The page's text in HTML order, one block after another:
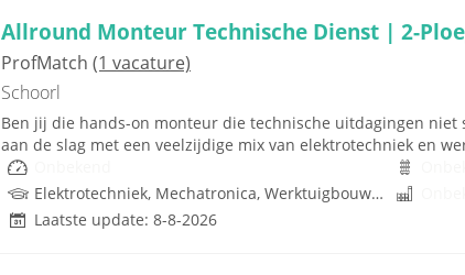
Allround Monteur Technische Dienst | 2-
ProfMatch (1 vacature)
Schoorl
Ben jij die hands-on monteur die technische uitdagingen niet
aan de slag met een veelzijdige mix van elektrotechniek en
Elektrotechniek, Mechatronica, Werktuigbouwkunde, Hydrauliek
Laatste update: 8-8-2026